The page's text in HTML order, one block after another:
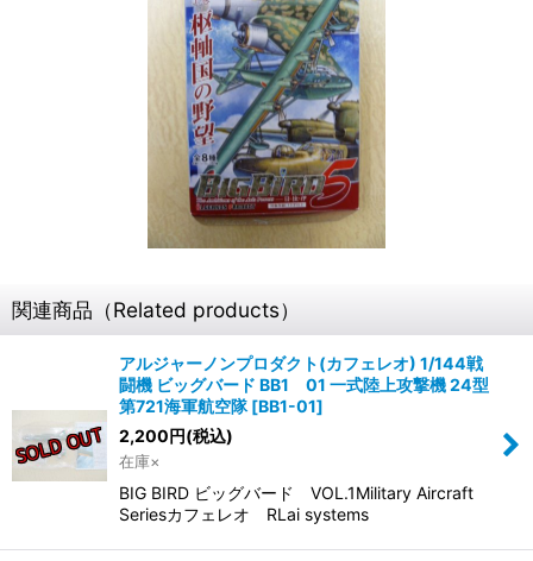
関連商品（Related products）
アルジャーノンプロダクト(カフェレオ) 1/144戦
闘機 ビッグバード BB1 01 一式陸上攻撃機 24型
第721海軍航空隊 [BB1-01]
2,200円(税込)
在庫×
BIG BIRD ビッグバード VOL.1Military Aircraft
Seriesカフェレオ RLai systems